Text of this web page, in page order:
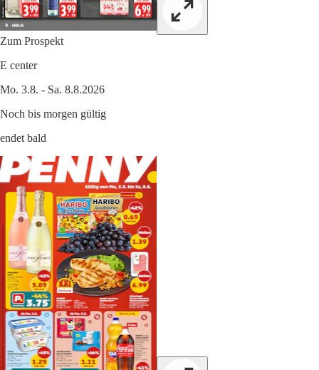
Zum Prospekt
E center
Mo. 3.8. - Sa. 8.8.2026
Noch bis morgen gültig
endet bald